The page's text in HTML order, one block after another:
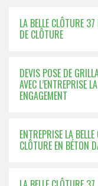
LA BELLE CLÔTURE
DE CLÔTURE
DEVIS POSE DE
AVEC L’ENTREPRISE
ENGAGEMENT
ENTREPRISE LA
CLÔTURE EN BÉTON